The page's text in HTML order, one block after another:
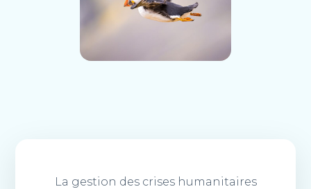
La gestion des crises humanitaires